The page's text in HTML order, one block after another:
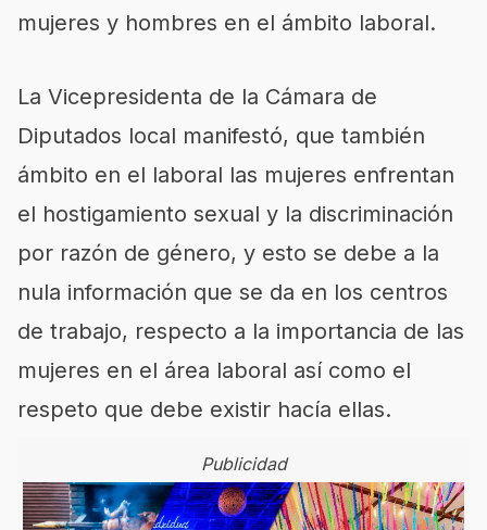
mujeres y hombres en el ámbito laboral.
La Vicepresidenta de la Cámara de
Diputados local manifestó, que también
ámbito en el laboral las mujeres enfrentan
el hostigamiento sexual y la discriminación
por razón de género, y esto se debe a la
nula información que se da en los centros
de trabajo, respecto a la importancia de las
mujeres en el área laboral así como el
respeto que debe existir hacía ellas.
Publicidad